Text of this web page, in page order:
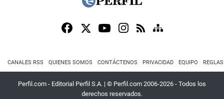
CANALES RSS QUIENES SOMOS CONTÁCTENOS PRIVACIDAD EQUIPO
Perfil.com - Editorial Perfil S.A. | © Perfil.com 2006-2026 - Todos los
derechos reservados.